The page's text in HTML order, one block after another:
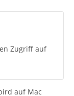
Zugriff auf
auf Mac